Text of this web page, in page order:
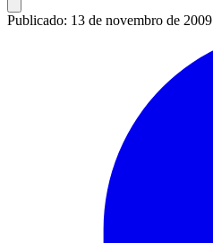
Publicado: 13 de novembro de 2009